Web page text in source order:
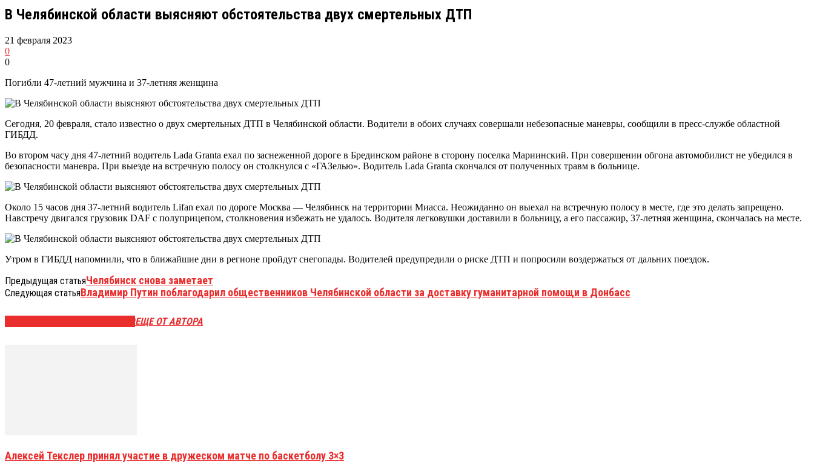
В Челябинской области выясняют обстоятельства двух смертельных ДТП
21 февраля 2023
0
0
Погибли 47-летний мужчина и 37-летняя женщина
Сегодня, 20 февраля, стало известно о двух смертельных ДТП в Челябинской области. Водители в обоих случаях совершали небезопасные маневры, сообщили в пресс-службе областной
ГИБДД.
Во втором часу дня 47-летний водитель Lada Granta ехал по заснеженной дороге в Брединском районе в сторону поселка Мариинский. При совершении обгона автомобилист не убедился в
безопасности маневра. При выезде на встречную полосу он столкнулся с «ГАЗелью». Водитель Lada Granta скончался от полученных травм в больнице.
Около 15 часов дня 37-летний водитель Lifan ехал по дороге Москва — Челябинск на территории Миасса. Неожиданно он выехал на встречную полосу в месте, где это делать запрещено.
Навстречу двигался грузовик DAF с полуприцепом, столкновения избежать не удалось. Водителя легковушки доставили в больницу, а его пассажир, 37-летняя женщина, скончалась на месте.
Утром в ГИБДД напомнили, что в ближайшие дни в регионе пройдут снегопады. Водителей предупредили о риске ДТП и попросили воздержаться от дальних поездок.
Предыдущая статьяЧелябинск снова заметает
Следующая статьяВладимир Путин поблагодарил общественников Челябинской области за доставку гуманитарной помощи в Донбасс
ЕЩЕ ОТ АВТОРА
Алексей Текслер принял участие в дружеском матче по баскетболу 3×3